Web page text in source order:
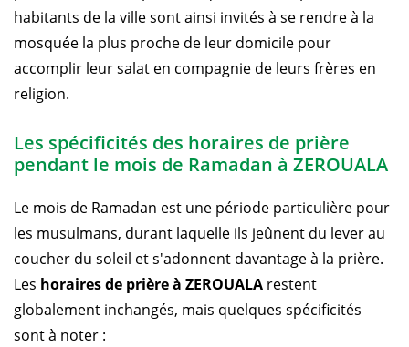
habitants de la ville sont ainsi invités à se rendre à la
mosquée la plus proche de leur domicile pour
accomplir leur salat en compagnie de leurs frères en
religion.
Les spécificités des horaires de prière
pendant le mois de Ramadan à ZEROUALA
Le mois de Ramadan est une période particulière pour
les musulmans, durant laquelle ils jeûnent du lever au
coucher du soleil et s'adonnent davantage à la prière.
Les horaires de prière à ZEROUALA restent
globalement inchangés, mais quelques spécificités
sont à noter :